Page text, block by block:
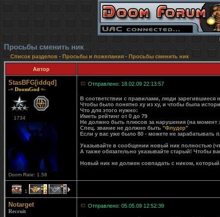
Просьбы сменить ник
Список разделов- Просьбы и пожелания - Просьбы сменить ник
Автор
StasBFG[iddqd]
-= DoomGod =-
1734
Doom Rate: 1.58
Отправлено: 18.02.09 22:13:57
В соответствии с правилами, люди зарегившиеся
Чтобы было понятно ху из ху, и чтобы была
Что для этого нужно:
Иметь рейтинг от 0 до 79
Не должно быть плюсов за нарушения (на момент
Спец. звание не должно быть "Флудер"
Если у вас уже было 80 - можете не зарабатывать
Указывайте в сообщении новый ник полностью
А также обязательно указывайте старый! Чтобы
Новый ник не должен совпадать с ником,
1 2 1
Notarget
Recruit
Отправлено: 05.05.09 12:52:39